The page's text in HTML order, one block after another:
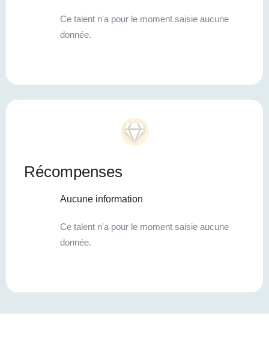
Ce talent n'a pour le moment saisie aucune
donnée.
Récompenses
Aucune information
Ce talent n'a pour le moment saisie aucune
donnée.